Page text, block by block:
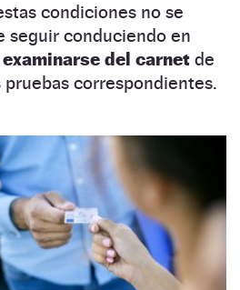
condiciones no se
seguir conduciendo en
examinarse del carnet de
pruebas correspondientes.